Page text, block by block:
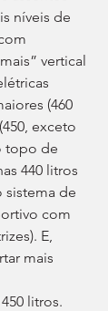
níveis de
vertical
(460
exceto
topo de
440 litros
sistema de
com
E,
mais
litros.